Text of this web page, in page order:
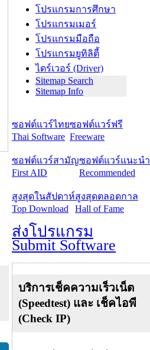
โปรแกรมการศึกษา
โปรแกรมเมอร์
โปรแกรมมือถือ
โปรแกรมยูทิลิตี้
ไดร์เวอร์ (Driver)
Sitemap Search
Sitemap Info
ซอฟต์แวร์ไทย
Thai Software
ซอฟต์แวร์ฟรี
Freeware
ซอฟต์แวร์สามัญ
First AID
ซอฟต์แวร์แนะนำ
Recommended
สูงสุดในสัปดาห์
Top Download
สูงสุดตลอดกาล
Hall of Fame
ส่งโปรแกรม
Submit Software
บริการเช็คความเร็วเน็ต
(Speedtest) และ เช็คไอพี
(Check IP)